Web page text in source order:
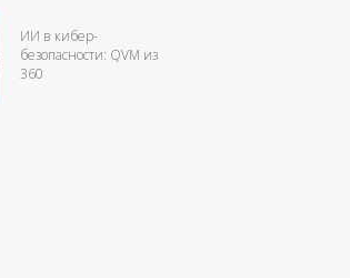
ИИ в кибер-
безопасности: QVM из
360